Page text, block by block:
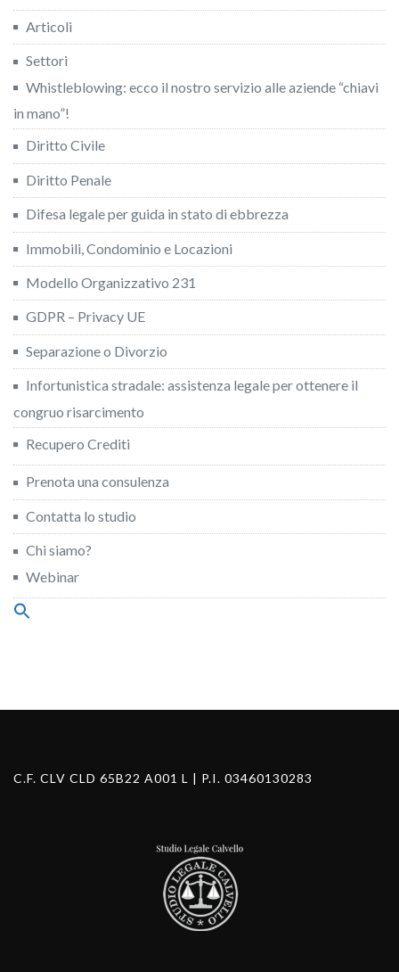
Articoli
Settori
Whistleblowing: ecco il nostro servizio alle aziende “chiavi
in mano”!
Diritto Civile
Diritto Penale
Difesa legale per guida in stato di ebbrezza
Immobili, Condominio e Locazioni
Modello Organizzativo 231
GDPR – Privacy UE
Separazione o Divorzio
Infortunistica stradale: assistenza legale per ottenere il
congruo risarcimento
Recupero Crediti
Prenota una consulenza
Contatta lo studio
Chi siamo?
Webinar
Search
C.F. CLV CLD 65B22 A001 L | P.I. 03460130283